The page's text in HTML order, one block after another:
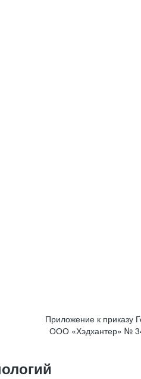
Приложение к приказу
ООО «Хэдхантер» №